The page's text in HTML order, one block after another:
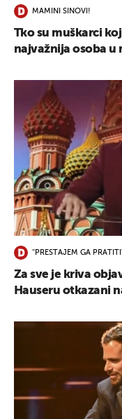
MAMINI SINOVI!
Tko su muškarci
najvažnija osoba
''PRESTAJEM GA
Za sve je kriva
Hauseru otkazani